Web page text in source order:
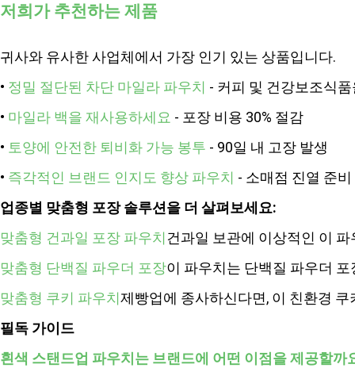
저희가 추천하는 제품
귀사와 유사한 사업체에서 가장 인기 있는 상품입니다.
• 정밀 절단된 차단 마일라 파우치 - 커피 및 건강보조식
• 마일라 백을 재사용하세요 - 포장 비용 30% 절감
• 토양에 안전한 퇴비화 가능 봉투 - 90일 내 고장 발생
• 즉각적인 브랜드 인지도 향상 파우치 - 소매점 진열 준
업종별 맞춤형 포장 솔루션을 더 살펴보세요:
맞춤형 건과일 포장 파우치건과일 보관에 이상적인 이
맞춤형 단백질 파우더 포장이 파우치는 단백질 파우더
맞춤형 쿠키 파우치제빵업에 종사하신다면, 이 친환경
필독 가이드
흰색 스탠드업 파우치는 브랜드에 어떤 이점을 제공할까